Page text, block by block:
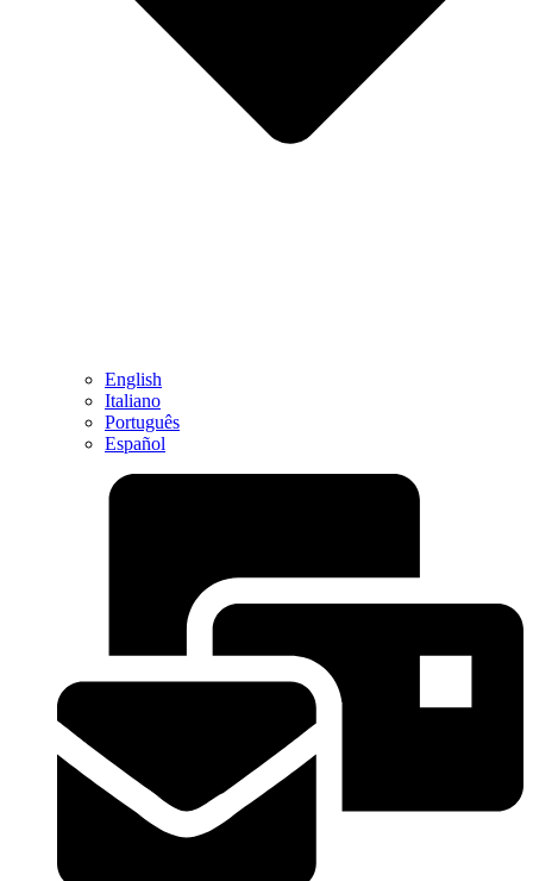
English
Italiano
Português
Español